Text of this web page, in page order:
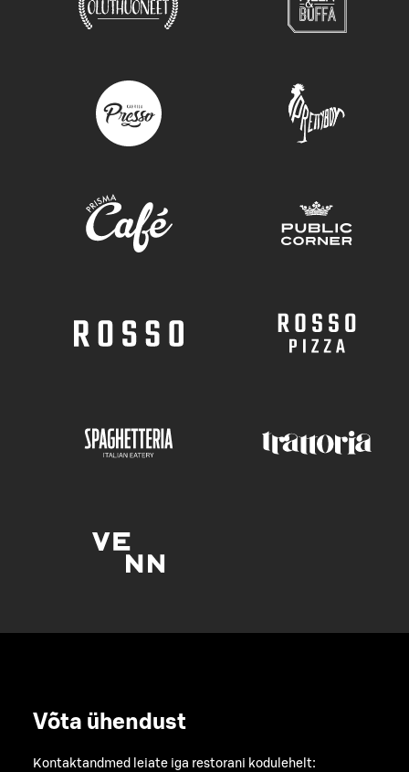
Võta ühendust
Kontaktandmed leiate iga restorani kodulehelt: